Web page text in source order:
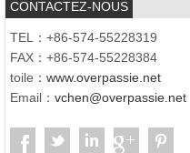
CONTACTEZ-NOUS
TEL：+86-574-55228319
FAX：+86-574-55228384
toile： www.overpassie.net
Email： vchen@overpassie.net